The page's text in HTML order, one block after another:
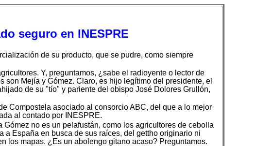
seguro en INESPRE
de su producto, que se pudre, como siempre
Y, preguntamos, ¿sabe el radioyente o lector de
Mejía y Gómez. Claro, es hijo legítimo del presidente, el
de su "tío" y pariente del obispo José Dolores Grullón,
Compostela asociado al consorcio ABC, del que a lo mejor
al contado por INESPRE.
no es un pelafustán, como los agricultores de cebolla
España en busca de sus raíces, del gettho originario ni
los mapas. ¿Es un abolengo gitano acaso? Preguntamos.